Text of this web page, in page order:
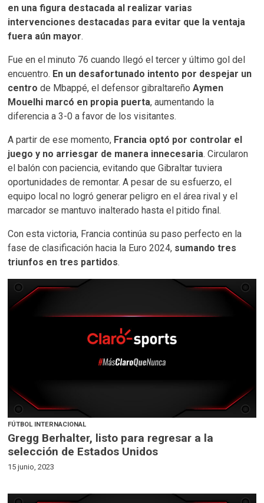
en una figura destacada al realizar varias
intervenciones destacadas para evitar que la ventaja
fuera aún mayor.
Fue en el minuto 76 cuando llegó el tercer y último gol del
encuentro. En un desafortunado intento por despejar un
centro de Mbappé, el defensor gibraltareño Aymen
Mouelhi marcó en propia puerta, aumentando la
diferencia a 3-0 a favor de los visitantes.
A partir de ese momento, Francia optó por controlar el
juego y no arriesgar de manera innecesaria. Circularon
el balón con paciencia, evitando que Gibraltar tuviera
oportunidades de remontar. A pesar de su esfuerzo, el
equipo local no logró generar peligro en el área rival y el
marcador se mantuvo inalterado hasta el pitido final.
Con esta victoria, Francia continúa su paso perfecto en la
fase de clasificación hacia la Euro 2024, sumando tres
triunfos en tres partidos.
FÚTBOL INTERNACIONAL
Gregg Berhalter, listo para regresar a la
selección de Estados Unidos
15 junio, 2023